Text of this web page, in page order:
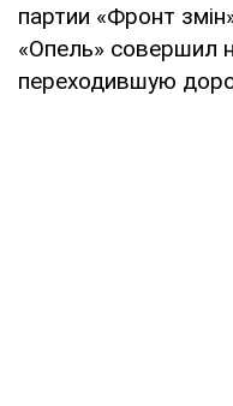
партии «Фронт
«Опель» совершил
переходившую